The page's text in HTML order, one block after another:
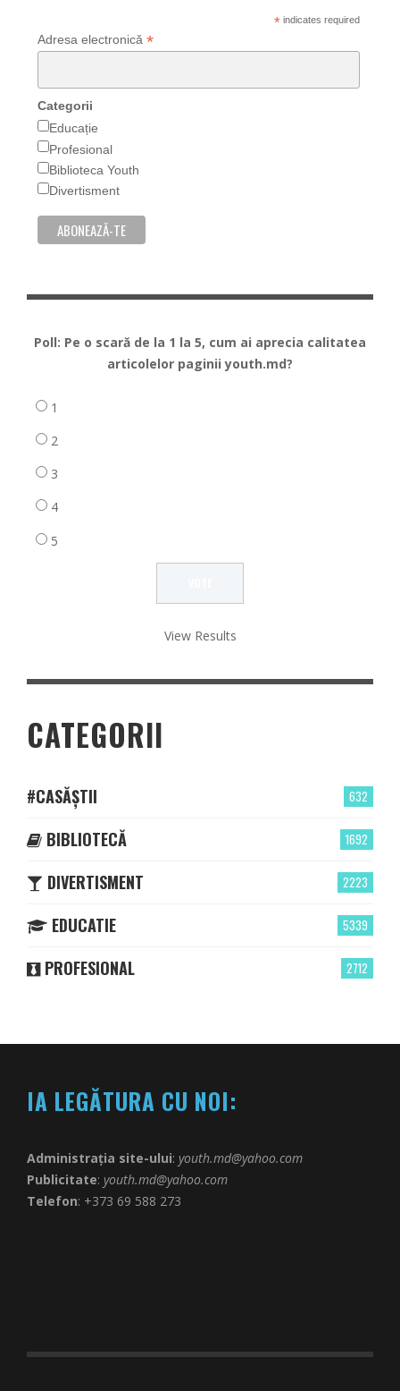
*indicates required
Adresa electronică *
Categorii
Educație
Profesional
Biblioteca Youth
Divertisment
Poll: Pe o scară de la 1 la 5, cum ai aprecia calitatea
articolelor paginii youth.md?
1
2
3
4
5
View Results
CATEGORII
632
#CASĂȘTII
1692
BIBLIOTECĂ
2223
DIVERTISMENT
5339
EDUCATIE
2712
PROFESIONAL
IA LEGĂTURA CU NOI:
Administrația site-ului: youth.md@yahoo.com
Publicitate: youth.md@yahoo.com
Telefon: +373 69 588 273